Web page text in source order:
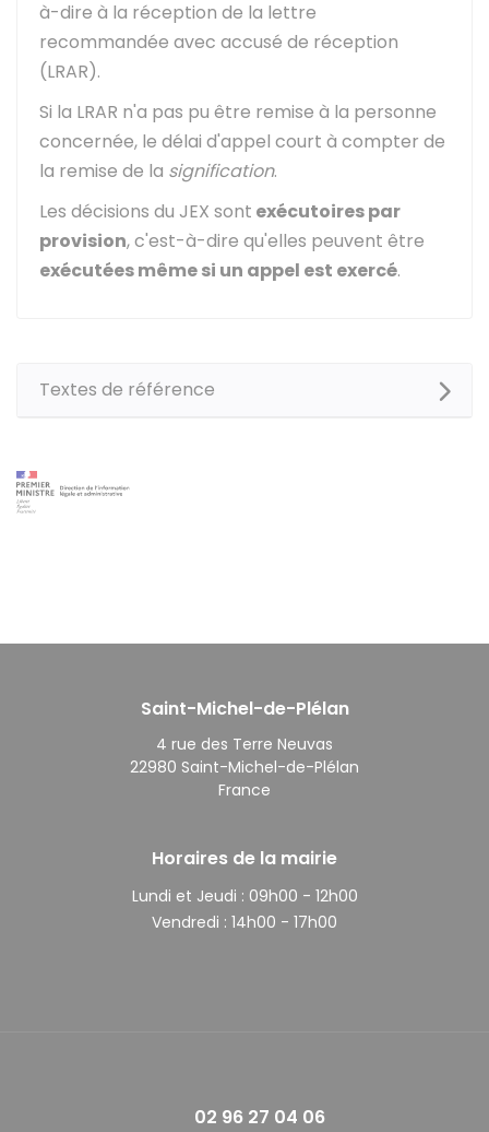
à-dire à la réception de la lettre
recommandée avec accusé de réception
(LRAR).
Si la LRAR n'a pas pu être remise à la personne
concernée, le délai d'appel court à compter de
la remise de la signification.
Les décisions du JEX sont exécutoires par
provision, c'est-à-dire qu'elles peuvent être
exécutées même si un appel est exercé.
Textes de référence
Saint-Michel-de-Plélan
4 rue des Terre Neuvas
22980 Saint-Michel-de-Plélan
France
Horaires de la mairie
Lundi et Jeudi : 09h00 - 12h00
Vendredi : 14h00 - 17h00
02 96 27 04 06